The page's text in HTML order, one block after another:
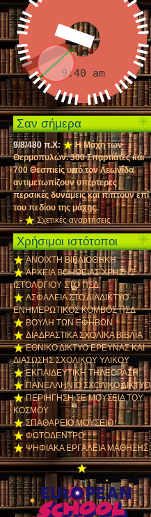
Σαν σήμερα
9/8/480 π.Χ:
Η Μάχη των
Θερμοπυλών. 300 Σπαρτιάτες και
700 Θεσπιείς υπό τον Λεωνίδα
αντιμετωπίζουν υπέρτερες
περσικές δυνάμεις και πίπτουν επί
του πεδίου της μάχης.
-
Σχετικές αναρτήσεις
Χρήσιμοι ιστότοποι
ΑΝΟΙΧΤΗ ΒΙΒΛΙΟΘΗΚΗ
ΑΡΧΕΙΑ ΒΟΗΘΕΙΑΣ ΧΡΗΣΗΣ
ΙΣΤΟΛΟΓΙΟΥ ΣΤΟ ΠΣΔ
ΑΣΦΑΛΕΙΑ ΣΤΟ ΔΙΑΔΙΚΤΥΟ –
ΕΝΗΜΕΡΩΤΙΚΟΣ ΚΟΜΒΟΣ ΠΣΔ
ΒΟΥΛΗ ΤΩΝ ΕΦΗΒΩΝ
ΔΙΑΔΡΑΣΤΙΚΑ ΣΧΟΛΙΚΑ ΒΙΒΛΙΑ
ΕΘΝΙΚΟ ΔΙΚΤΥΟ ΕΡΕΥΝΑΣ ΚΑΙ
ΔΙΑΣΩΣΗΣ ΣΧΟΛΙΚΟΥ ΥΛΙΚΟΥ
ΕΚΠΑΙΔΕΥΤΙΚΗ ΤΗΛΕΟΡΑΣΗ
ΠΑΝΕΛΛΗΝΙΟ ΣΧΟΛΙΚΟ ΔΙΚΤΥΟ
ΠΕΡΙΗΓΗΣΗ ΣΕ ΜΟΥΣΕΙΑ ΤΟΥ
ΚΟΣΜΟΥ
ΣΠΑΘΑΡΕΙΟ ΜΟΥΣΕΙΟ
ΦΩΤΟΔΕΝΤΡΟ
ΨΗΦΙΑΚΑ ΕΡΓΑΛΕΙΑ ΜΑΘΗΣΗΣ